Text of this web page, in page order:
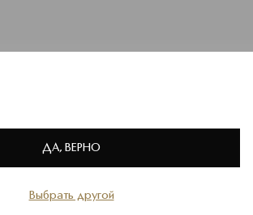
Избранное
Выбрать другой
ДА, ВЕРНО